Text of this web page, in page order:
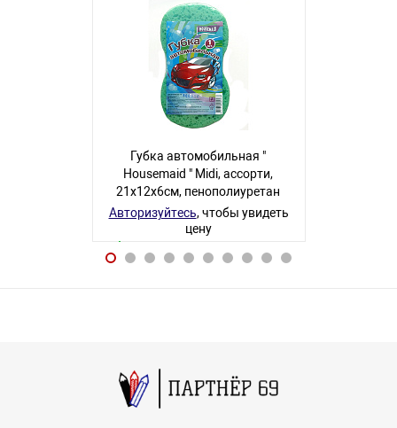
Губка автомобильная "
Housemaid " Midi, ассорти,
21х12х6см, пенополиуретан
Авторизуйтесь, чтобы увидеть
цену